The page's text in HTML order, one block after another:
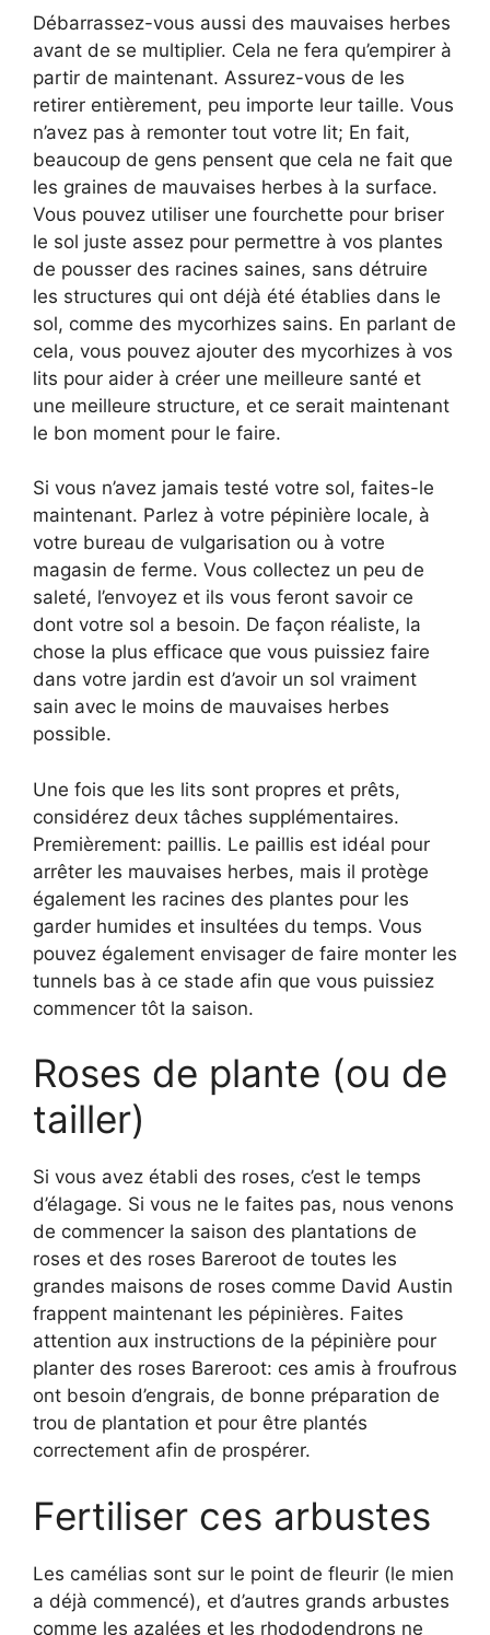
Débarrassez-vous aussi des mauvaises herbes
avant de se multiplier. Cela ne fera qu’empirer à
partir de maintenant. Assurez-vous de les
retirer entièrement, peu importe leur taille. Vous
n’avez pas à remonter tout votre lit; En fait,
beaucoup de gens pensent que cela ne fait que
les graines de mauvaises herbes à la surface.
Vous pouvez utiliser une fourchette pour briser
le sol juste assez pour permettre à vos plantes
de pousser des racines saines, sans détruire
les structures qui ont déjà été établies dans le
sol, comme des mycorhizes sains. En parlant de
cela, vous pouvez ajouter des mycorhizes à vos
lits pour aider à créer une meilleure santé et
une meilleure structure, et ce serait maintenant
le bon moment pour le faire.
Si vous n’avez jamais testé votre sol, faites-le
maintenant. Parlez à votre pépinière locale, à
votre bureau de vulgarisation ou à votre
magasin de ferme. Vous collectez un peu de
saleté, l’envoyez et ils vous feront savoir ce
dont votre sol a besoin. De façon réaliste, la
chose la plus efficace que vous puissiez faire
dans votre jardin est d’avoir un sol vraiment
sain avec le moins de mauvaises herbes
possible.
Une fois que les lits sont propres et prêts,
considérez deux tâches supplémentaires.
Premièrement: paillis. Le paillis est idéal pour
arrêter les mauvaises herbes, mais il protège
également les racines des plantes pour les
garder humides et insultées du temps. Vous
pouvez également envisager de faire monter les
tunnels bas à ce stade afin que vous puissiez
commencer tôt la saison.
Roses de plante (ou de
tailler)
Si vous avez établi des roses, c’est le temps
d’élagage. Si vous ne le faites pas, nous venons
de commencer la saison des plantations de
roses et des roses Bareroot de toutes les
grandes maisons de roses comme David Austin
frappent maintenant les pépinières. Faites
attention aux instructions de la pépinière pour
planter des roses Bareroot: ces amis à froufrous
ont besoin d’engrais, de bonne préparation de
trou de plantation et pour être plantés
correctement afin de prospérer.
Fertiliser ces arbustes
Les camélias sont sur le point de fleurir (le mien
a déjà commencé), et d’autres grands arbustes
comme les azalées et les rhododendrons ne